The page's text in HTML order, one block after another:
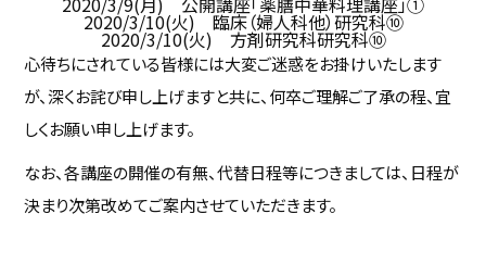
2020/3/10(火) 臨床（婦人科他）研究科⑩
2020/3/10(火) 方剤研究科研究科⑩
心待ちにされている皆様には大変ご迷惑をお掛けいたします
が、深くお詫び申し上げますと共に、何卒ご理解ご了承の程、宜
しくお願い申し上げます。
なお、各講座の開催の有無、代替日程等につきましては、日程が
決まり次第改めてご案内させていただきます。